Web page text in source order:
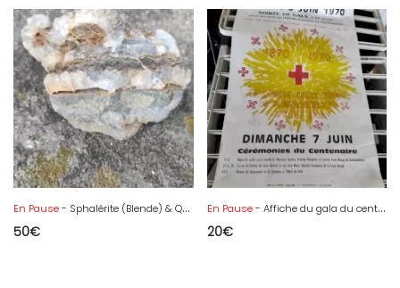
En Pause- Sphalérite (Blende) & Quartz , Huelgoat , Finistère , Bretagne
50€
En Pause- Affiche du gala du centenaire de la croix rouge de Fontainebleau.
20€